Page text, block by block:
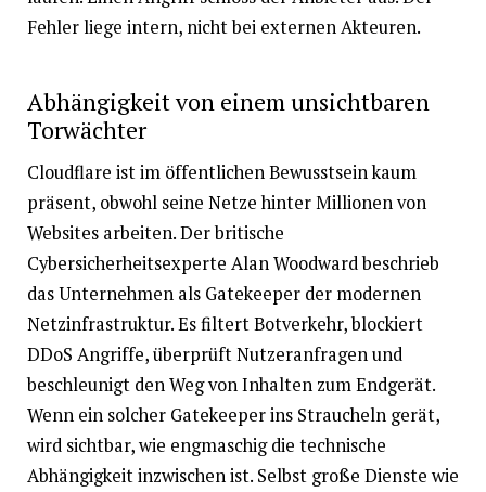
Fehler liege intern, nicht bei externen Akteuren.
Abhängigkeit von einem unsichtbaren
Torwächter
Cloudflare ist im öffentlichen Bewusstsein kaum
präsent, obwohl seine Netze hinter Millionen von
Websites arbeiten. Der britische
Cybersicherheitsexperte Alan Woodward beschrieb
das Unternehmen als Gatekeeper der modernen
Netzinfrastruktur. Es filtert Botverkehr, blockiert
DDoS Angriffe, überprüft Nutzeranfragen und
beschleunigt den Weg von Inhalten zum Endgerät.
Wenn ein solcher Gatekeeper ins Straucheln gerät,
wird sichtbar, wie engmaschig die technische
Abhängigkeit inzwischen ist. Selbst große Dienste wie